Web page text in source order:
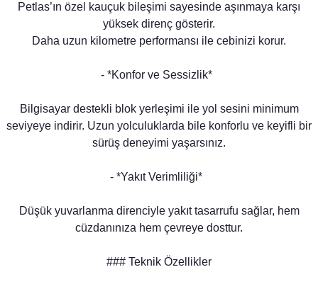
Petlas’ın özel kauçuk bileşimi sayesinde aşınmaya karşı
yüksek direnç gösterir.
Daha uzun kilometre performansı ile cebinizi korur.
- *Konfor ve Sessizlik*
Bilgisayar destekli blok yerleşimi ile yol sesini minimum
seviyeye indirir. Uzun yolculuklarda bile konforlu ve keyifli bir
sürüş deneyimi yaşarsınız.
- *Yakıt Verimliliği*
Düşük yuvarlanma direnciyle yakıt tasarrufu sağlar, hem
cüzdanınıza hem çevreye dosttur.
### Teknik Özellikler